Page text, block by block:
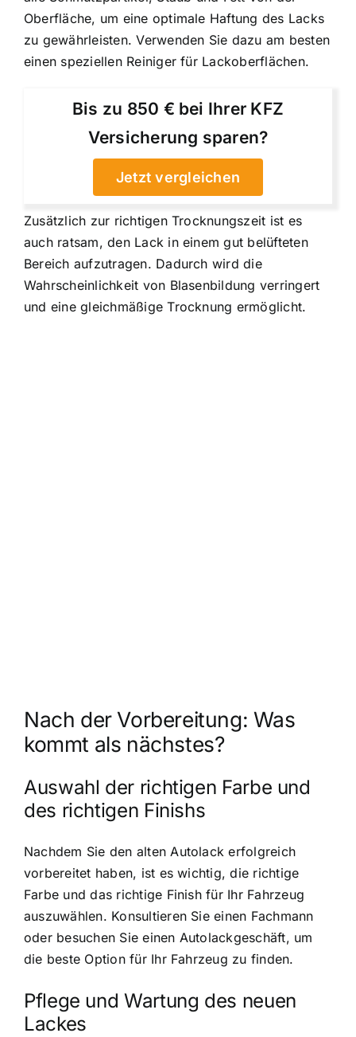
Oberfläche, um eine optimale Haftung des Lacks
zu gewährleisten. Verwenden Sie dazu am besten
einen speziellen Reiniger für Lackoberflächen.
Bis zu 850 € bei Ihrer KFZ
Versicherung sparen?
Jetzt vergleichen
Zusätzlich zur richtigen Trocknungszeit ist es
auch ratsam, den Lack in einem gut belüfteten
Bereich aufzutragen. Dadurch wird die
Wahrscheinlichkeit von Blasenbildung verringert
und eine gleichmäßige Trocknung ermöglicht.
Nach der Vorbereitung: Was
kommt als nächstes?
Auswahl der richtigen Farbe und
des richtigen Finishs
Nachdem Sie den alten Autolack erfolgreich
vorbereitet haben, ist es wichtig, die richtige
Farbe und das richtige Finish für Ihr Fahrzeug
auszuwählen. Konsultieren Sie einen Fachmann
oder besuchen Sie einen Autolackgeschäft, um
die beste Option für Ihr Fahrzeug zu finden.
Pflege und Wartung des neuen
Lackes